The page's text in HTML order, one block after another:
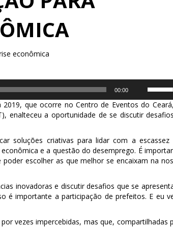
econômica
00:00
as
setas
para
para
baixo
para
ou
diminuir
que ocorre no Centro de Eventos do
enalteceu a oportunidade de se discutir
soluções criativas para lidar com a escassez
e a questão do desemprego. É
escolher as que melhor se encaixam na
inovadoras e discutir desafios que se
é importante a participação de prefeitos. E eu
vezes impercebidas, mas que, compartilhadas